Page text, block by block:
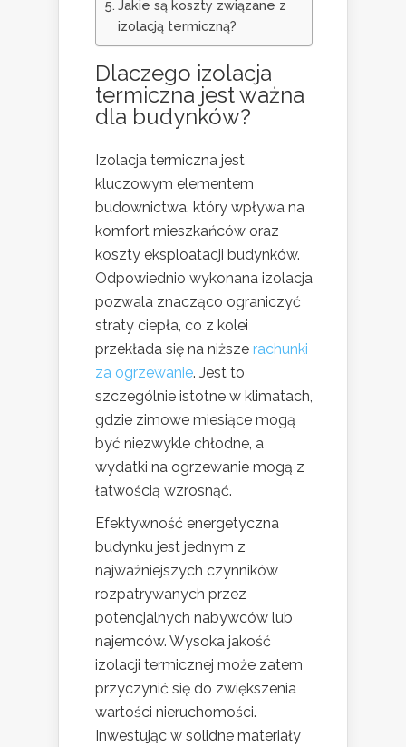
Jakie są koszty związane z
izolacją termiczną?
Dlaczego izolacja
termiczna jest ważna
dla budynków?
Izolacja termiczna jest
kluczowym elementem
budownictwa, który wpływa na
komfort mieszkańców oraz
koszty eksploatacji budynków.
Odpowiednio wykonana izolacja
pozwala znacząco ograniczyć
straty ciepła, co z kolei
przekłada się na niższe rachunki
za ogrzewanie. Jest to
szczególnie istotne w klimatach,
gdzie zimowe miesiące mogą
być niezwykle chłodne, a
wydatki na ogrzewanie mogą z
łatwością wzrosnąć.
Efektywność energetyczna
budynku jest jednym z
najważniejszych czynników
rozpatrywanych przez
potencjalnych nabywców lub
najemców. Wysoka jakość
izolacji termicznej może zatem
przyczynić się do zwiększenia
wartości nieruchomości.
Inwestując w solidne materiały